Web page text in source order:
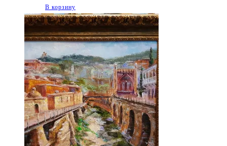
В корзину